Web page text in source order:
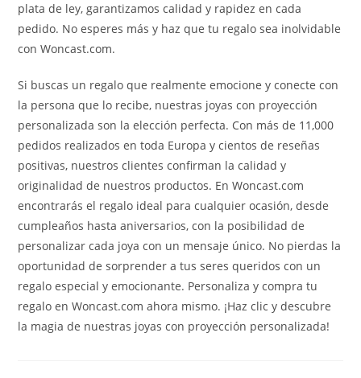
plata de ley, garantizamos calidad y rapidez en cada
pedido. No esperes más y haz que tu regalo sea inolvidable
con Woncast.com.
Si buscas un regalo que realmente emocione y conecte con
la persona que lo recibe, nuestras joyas con proyección
personalizada son la elección perfecta. Con más de 11,000
pedidos realizados en toda Europa y cientos de reseñas
positivas, nuestros clientes confirman la calidad y
originalidad de nuestros productos. En Woncast.com
encontrarás el regalo ideal para cualquier ocasión, desde
cumpleaños hasta aniversarios, con la posibilidad de
personalizar cada joya con un mensaje único. No pierdas la
oportunidad de sorprender a tus seres queridos con un
regalo especial y emocionante. Personaliza y compra tu
regalo en Woncast.com ahora mismo. ¡Haz clic y descubre
la magia de nuestras joyas con proyección personalizada!